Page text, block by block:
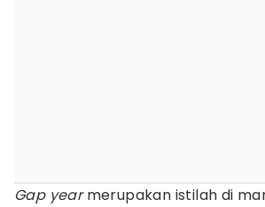
Gap yearmerupakan istilah di